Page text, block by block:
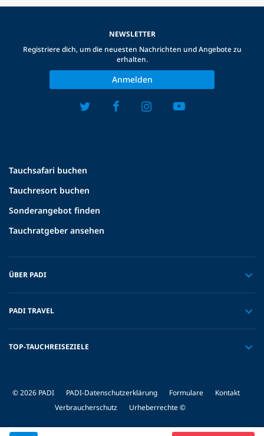
Tauchsafari buchen
Tauchresort buchen
Sonderangebot finden
Tauchratgeber ansehen
ÜBER PADI
PADI TRAVEL
TOP-TAUCHREISEZIELE
NEWSLETTER
Registriere dich, um die neuesten Nachrichten und Angebote zu
erhalten.
Anmelden
© 2026 PADI PADI-Datenschutzerklärung Formulare
Kontakt
Verbraucherschutz
Urheberrechte ©